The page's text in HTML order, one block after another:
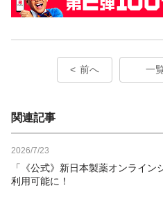
前へ 一
関連記事
2026/7/23
「《公式》新日本製薬オンライ
利用可能に！